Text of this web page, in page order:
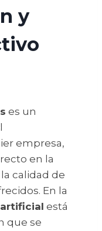
y
es un
empresa,
en la
calidad de
En la
está
que se